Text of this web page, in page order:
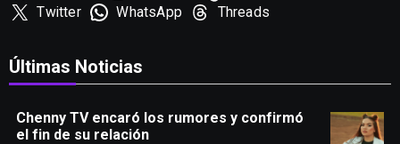
Twitter
WhatsApp Threads
Últimas Noticias
Chenny TV encaró los rumores y confirmó
el fin de su relación